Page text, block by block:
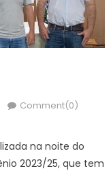
Comment(0)
na noite do
2023/25, que tem